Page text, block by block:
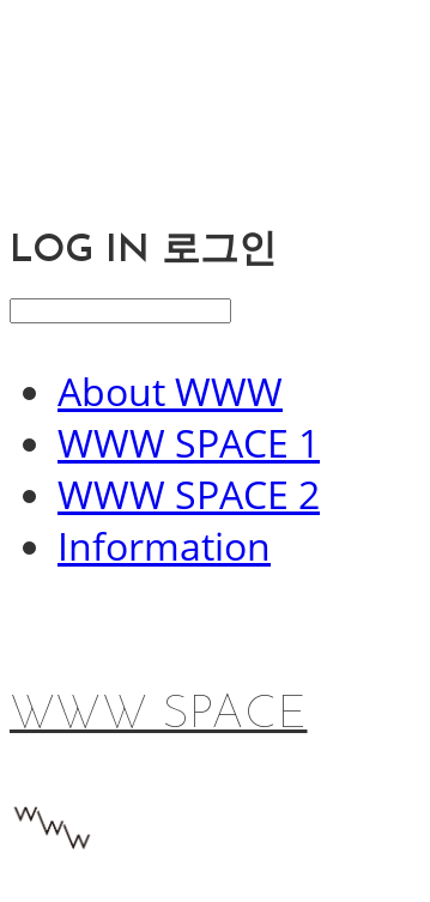
LOG IN 로그인
About WWW
WWW SPACE 1
WWW SPACE 2
Information
WWW SPACE